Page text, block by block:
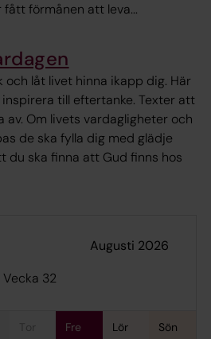
förmånen att leva...
låt livet hinna ikapp dig. Här
till eftertanke. Texter att
av. Om livets vardagligheter och
de ska fylla dig med glädje
du ska finna att Gud finns hos
augusti 2026
Vecka 32
tor fre lör sön